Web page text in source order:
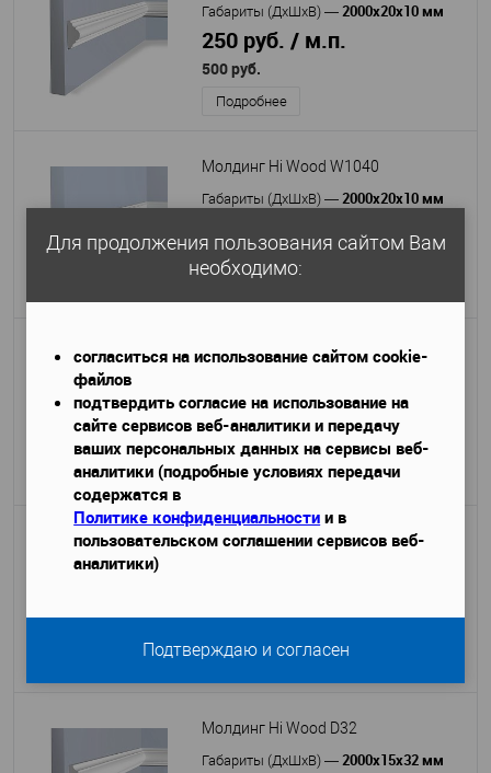
Габариты (ДхШхВ) — 2000х20х10 мм
250 руб. / м.п.
500 руб.
Подробнее
Молдинг Hi Wood W1040
Габариты (ДхШхВ) — 2000х20х10 мм
500 руб.
Молдинг Hi Wood D15V1
250 руб. / м.п.
500 руб.
Подробнее
Карниз Hi Wood A1060
Подробнее
Молдинг Hi Wood D32
Габариты (ДхШхВ) — 2000x15x32 мм
Для продолжения пользования сайтом Вам
необходимо:
согласиться на использование сайтом cookie-
файлов
подтвердить согласие на использование на
сайте сервисов веб-аналитики и передачу
ваших персональных данных на сервисы веб-
аналитики (подробные условиях передачи
содержатся в
Политике конфиденциальности и в
пользовательском соглашении сервисов веб-
аналитики)
Подтверждаю и согласен